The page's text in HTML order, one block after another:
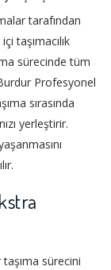
tarafından
taşımacılık
sürecinde tüm
Profesyonel
sırasında
yerleştirir.
sürecini